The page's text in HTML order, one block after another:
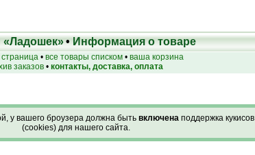
«Ладошек»•Информация о товаре
страница• все товары списком• ваша корзина
заказов• контакты, доставка, оплата
у вашего броузера должна быть включенаподдержка кукисов
(cookies) для нашего сайта.